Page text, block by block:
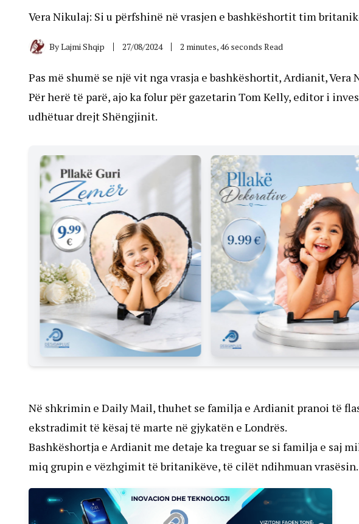
Vera Nikulaj: Si u përfshinë në vrasjen e bashkëshortit tim
ByLajmi Shqip 27/08/2024 2 minutes, 46 seconds Read
Pas më shumë se një vit nga vrasja e bashkëshortit, Ardianit,
Për herë të parë, ajo ka folur për gazetarin Tom Kelly, editor i
udhëtuar drejt Shëngjinit.
Në shkrimin e Daily Mail, thuhet se familja e Ardianit pranoi të
ekstradimit të kësaj të marte në gjykatën e Londrës.
Bashkëshortja e Ardianit me detaje ka treguar se si familja e saj
miq grupin e vëzhgimit të britanikëve, të cilët ndihmuan vrasësin.